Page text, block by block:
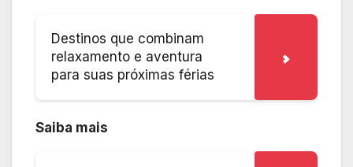
Destinos que combinam
relaxamento e aventura
para suas próximas férias
Saiba mais